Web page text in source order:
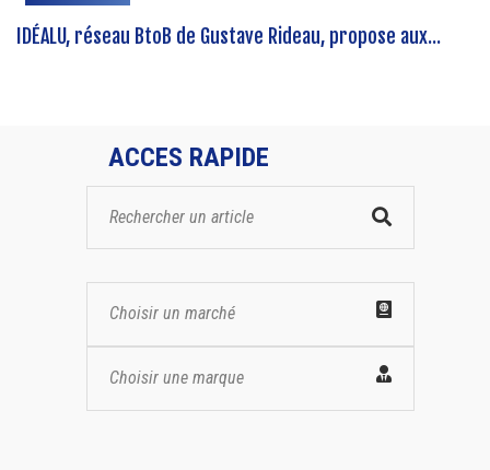
IDÉALU, réseau BtoB de Gustave Rideau, propose aux...
ACCES RAPIDE
Choisir un marché
Choisir une marque